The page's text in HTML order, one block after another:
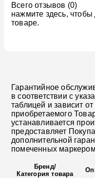
Всего отзывов (0)
нажмите здесь, чтобы
товаре.
Гарантийное
в соответствии с
таблицей и зависит
приобретаемого
устанавливается
предоставляет
дополнительной
помеченных
Бренд/
Категория товара